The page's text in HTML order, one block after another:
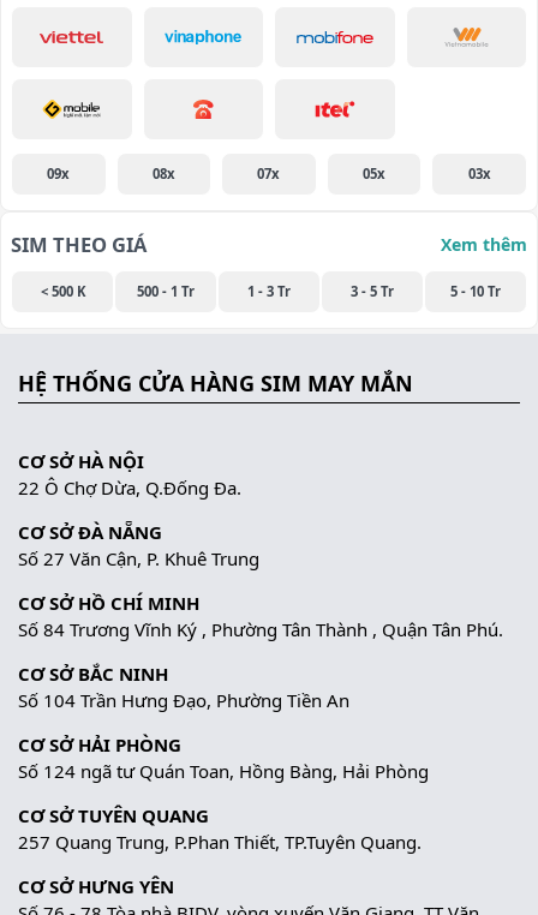
09x 08x 07x 05x 03x
SIM THEO GIÁ Xem thêm
< 500 K 500 - 1 Tr 1 - 3 Tr 3 - 5 Tr 5 - 10 Tr
HỆ THỐNG CỬA HÀNG SIM MAY MẮN
CƠ SỞ HÀ NỘI
22 Ô Chợ Dừa, Q.Đống Đa.
CƠ SỞ ĐÀ NẴNG
Số 27 Văn Cận, P. Khuê Trung
CƠ SỞ HỒ CHÍ MINH
Số 84 Trương Vĩnh Ký , Phường Tân Thành , Quận Tân Phú.
CƠ SỞ BẮC NINH
Số 104 Trần Hưng Đạo, Phường Tiền An
CƠ SỞ HẢI PHÒNG
Số 124 ngã tư Quán Toan, Hồng Bàng, Hải Phòng
CƠ SỞ TUYÊN QUANG
257 Quang Trung, P.Phan Thiết, TP.Tuyên Quang.
CƠ SỞ HƯNG YÊN